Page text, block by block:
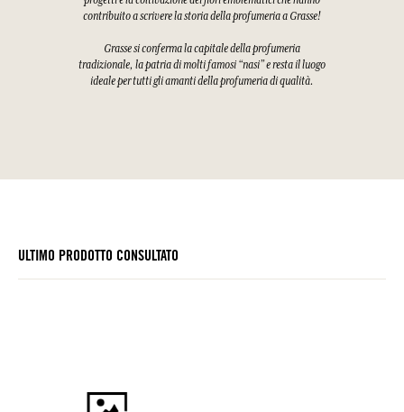
contribuito a scrivere la storia della profumeria a Grasse!
Grasse si conferma la capitale della profumeria
tradizionale, la patria di molti famosi “nasi” e resta il luogo
ideale per tutti gli amanti della profumeria di qualità.
ULTIMO PRODOTTO CONSULTATO